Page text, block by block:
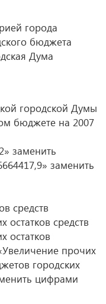
города
бюджета
Дума
городской Думы
бюджете на 2007
заменить
заменить
средств
средств
остатков
прочих
городских
цифрами